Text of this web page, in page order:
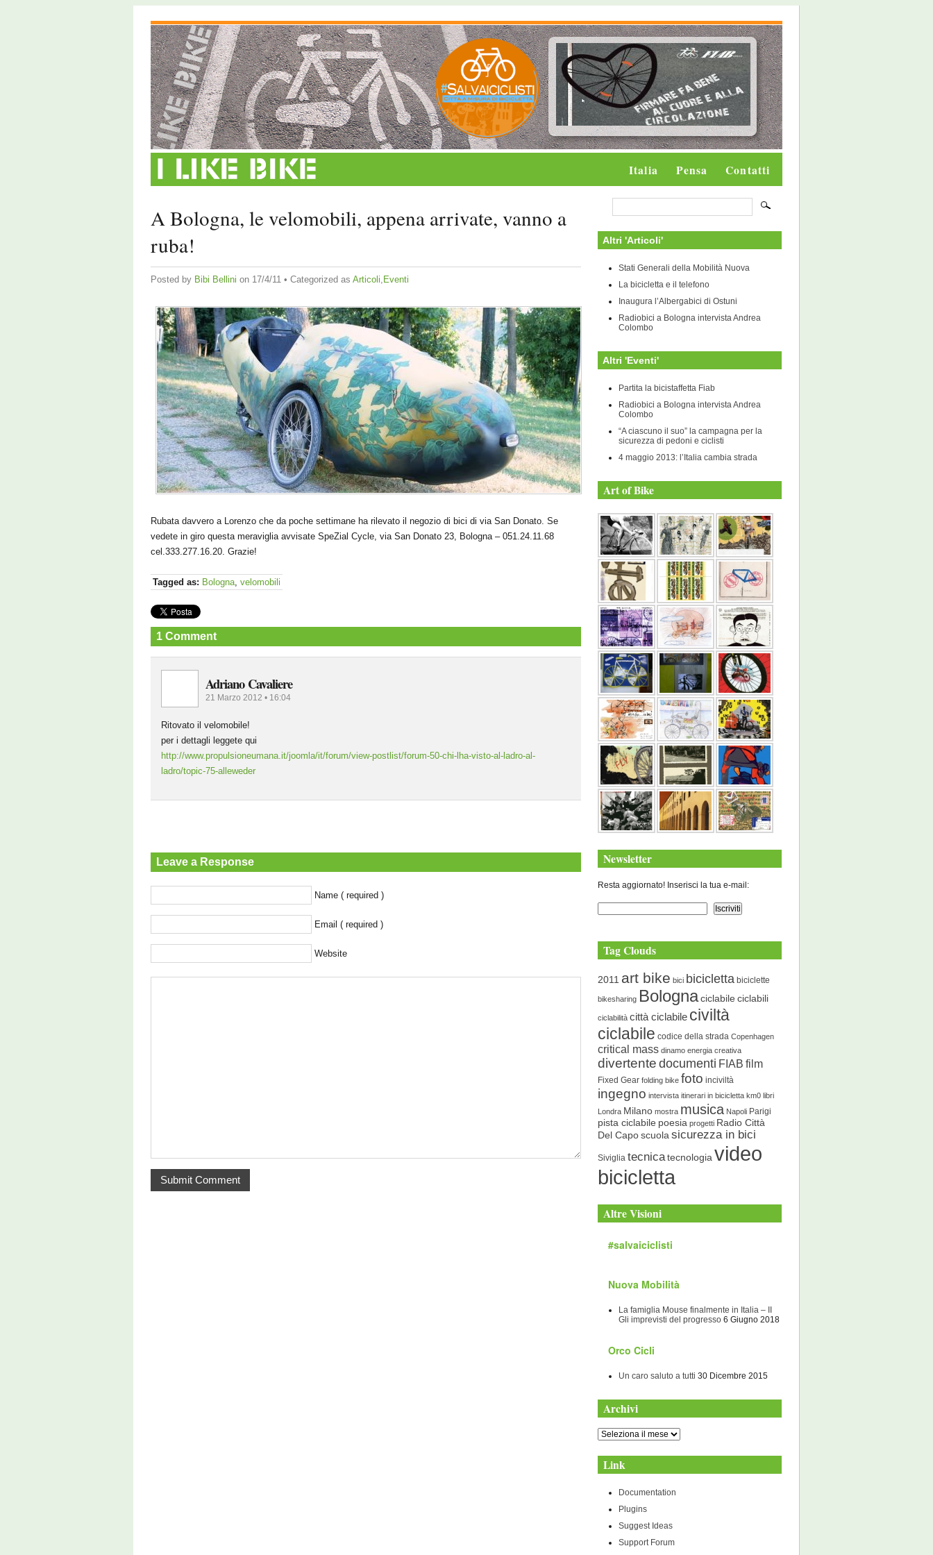
Italia Pensa Contatti
A Bologna, le velomobili, appena arrivate, vanno a
ruba!
Posted by Bibi Bellini on 17/4/11 • Categorized as Articoli, Eventi
Rubata davvero a Lorenzo che da poche settimane ha rilevato il negozio di bici di via San Donato. Se
vedete in giro questa meraviglia avvisate SpeZial Cycle, via San Donato 23, Bologna – 051.24.11.68
cel.333.277.16.20. Grazie!
Tagged as: Bologna, velomobili
1 Comment
Adriano Cavaliere
21 Marzo 2012 • 16:04
Ritovato il velomobile!
per i dettagli leggete qui
http://www.propulsioneumana.it/joomla/it/forum/view-postlist/forum-50-chi-lha-visto-al-ladro-al-
ladro/topic-75-alleweder
Leave a Response
Name ( required )
Email ( required )
Website
Altri 'Articoli'
Stati Generali della Mobilità Nuova
La bicicletta e il telefono
Inaugura l’Albergabici di Ostuni
Radiobici a Bologna intervista Andrea
Colombo
Altri 'Eventi'
Partita la bicistaffetta Fiab
Radiobici a Bologna intervista Andrea
Colombo
“A ciascuno il suo” la campagna per la
sicurezza di pedoni e ciclisti
4 maggio 2013: l’Italia cambia strada
Art of Bike
Newsletter
Resta aggiornato! Inserisci la tua e-mail:
Tag Clouds
2011 art bike bici bicicletta biciclette
bikesharing Bolognaciclabile ciclabili
ciclabilità città ciclabile civiltà
ciclabile codice della strada Copenhagen
critical mass dinamo energia creativa
divertentedocumenti FIAB film
Fixed Gear folding bike foto inciviltà
ingegno intervista itinerari in bicicletta km0 libri
Londra Milano mostra musica Napoli Parigi
pista ciclabile poesia progetti Radio Città
Del Capo scuolasicurezza in bici
Siviglia tecnicatecnologiavideo
bicicletta
Altre Visioni
#salvaiciclisti
Nuova Mobilità
La famiglia Mouse finalmente in Italia – II
Gli imprevisti del progresso 6 Giugno 2018
Orco Cicli
Un caro saluto a tutti 30 Dicembre 2015
Archivi
Archivi
Link
Documentation
Plugins
Suggest Ideas
Support Forum